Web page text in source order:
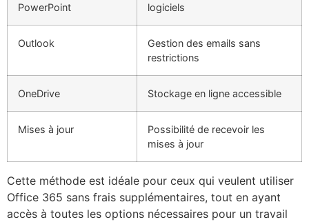
PowerPoint
logiciels
Outlook
Gestion des emails sans
restrictions
OneDrive Stockage en ligne accessible
Mises à jour
Possibilité de recevoir les
mises à jour
Cette méthode est idéale pour ceux qui veulent utiliser
Office 365 sans frais supplémentaires, tout en ayant
accès à toutes les options nécessaires pour un travail